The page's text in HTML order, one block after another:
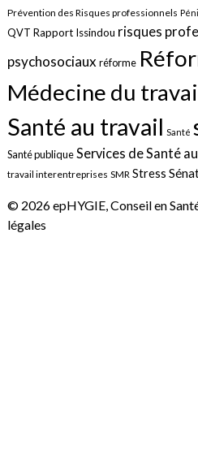
Prévention des Risques professionnels
QVT Rapport Issindou risques
psychosociauxréforme
Médecine du
Santé au travail Santé
Santé publiqueServices de Santé
travail interentreprises SMR Stress
© 2026 epHYGIE, Conseil en
légales